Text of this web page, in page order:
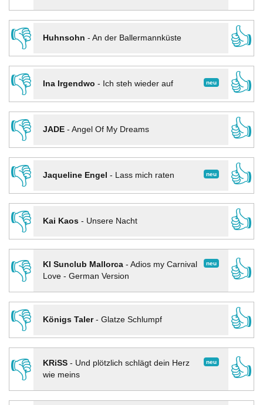
👎
Huhnsohn - An der Ballermannküste
👍
👎
neu
Ina Irgendwo - Ich steh wieder auf
👍
👎
JADE- Angel Of My Dreams
👍
👎
neu
Jaqueline Engel - Lass mich raten
👍
👎
Kai Kaos- Unsere Nacht
👍
👎
neu
KI Sunclub Mallorca- Adios my Carnival
Love - German Version
👍
👎
Königs Taler- Glatze Schlumpf
👍
👎
neu
KRiSS- Und plötzlich schlägt dein Herz
wie meins
👍